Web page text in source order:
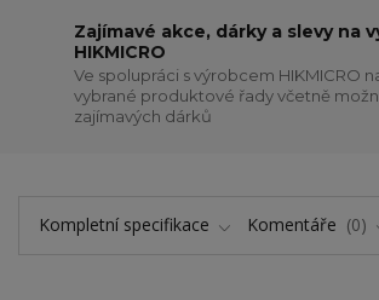
Zajímavé akce, dárky a slevy na
HIKMICRO
Ve spolupráci s výrobcem HIKMICRO
vybrané produktové řady včetně
zajímavých dárků
Kompletní specifikace Komentáře 0